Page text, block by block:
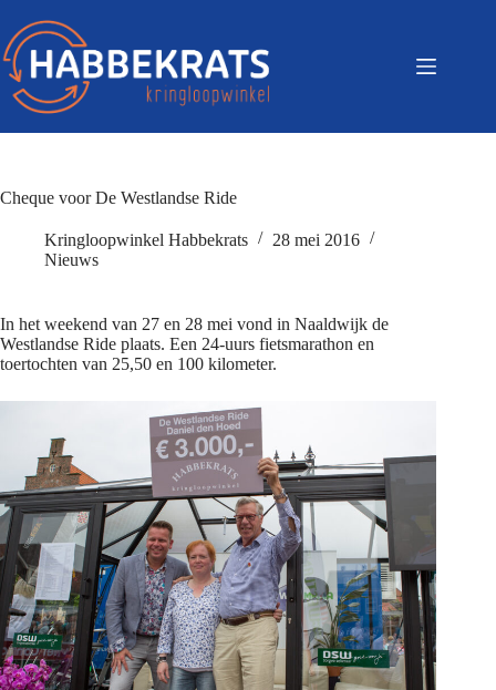
Cheque voor De Westlandse Ride
Kringloopwinkel Habbekrats
28 mei 2016
Nieuws
In het weekend van 27 en 28 mei vond in Naaldwijk de
Westlandse Ride plaats. Een 24-uurs fietsmarathon en
toertochten van 25,50 en 100 kilometer.